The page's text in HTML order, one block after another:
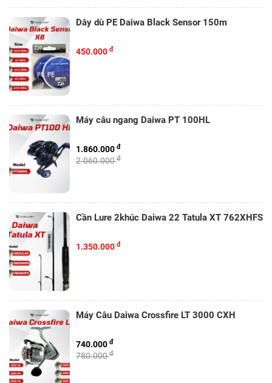
Dây dù PE Daiwa Black Sensor 150m
450.000 đ
Máy câu ngang Daiwa PT 100HL
2.060.000đ
1.860.000 đ
Cần Lure 2khúc Daiwa 22 Tatula XT 762XHFS
1.350.000 đ
Máy Câu Daiwa Crossfire LT 3000 CXH
780.000đ
740.000 đ